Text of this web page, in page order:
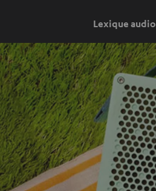
Lexique audio